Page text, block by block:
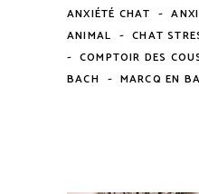
ANXIÉTÉ CHAT -
ANIMAL - CHAT
- COMPTOIR DES
BACH - MARCQ EN